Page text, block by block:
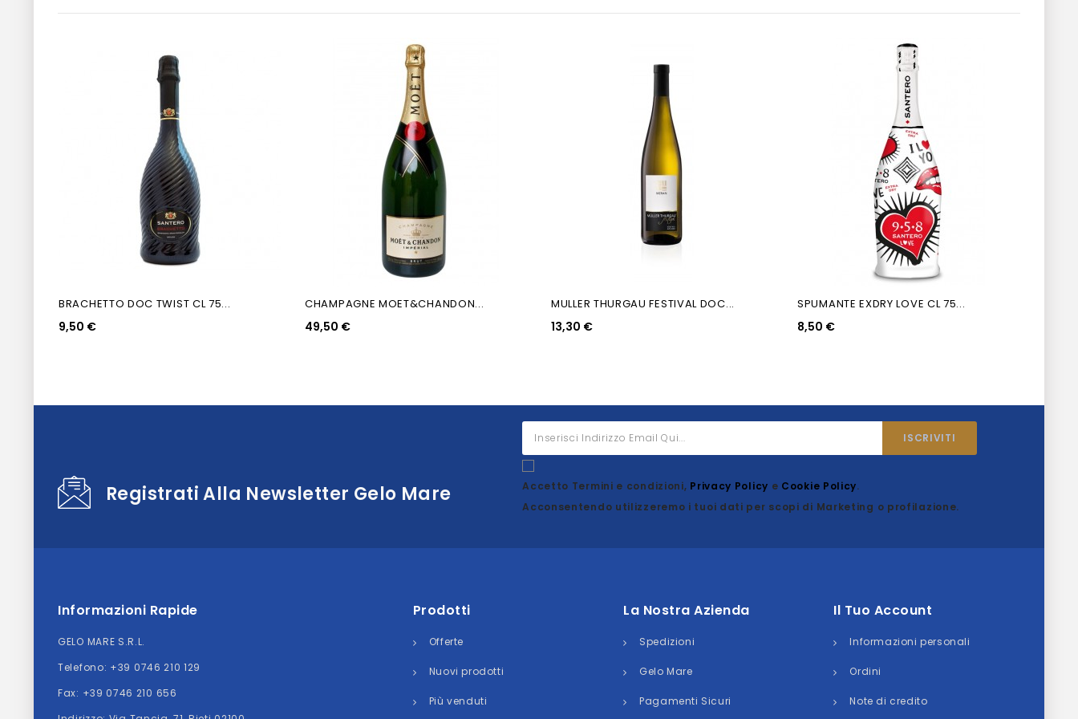
BRACHETTO DOC TWIST CL 75...
9,50 €
CHAMPAGNE MOET&CHANDON...
49,50 €
MULLER THURGAU FESTIVAL DOC...
13,30 €
SPUMANTE EXDRY LOVE CL 75...
8,50 €
Registrati Alla Newsletter Gelo Mare Accetto Termini e condizioni, Privacy Policy e Cookie Policy.
Acconsentendo utilizzeremo i tuoi dati per scopi di Marketing o profilazione.
Informazioni Rapide
GELO MARE S.R.L.
Telefono: +39 0746 210 129
Fax: +39 0746 210 656
Prodotti
Offerte
Nuovi prodotti
Più venduti
La Nostra Azienda
Spedizioni
Gelo Mare
Pagamenti Sicuri
Il Tuo Account
Informazioni personali
Ordini
Note di credito